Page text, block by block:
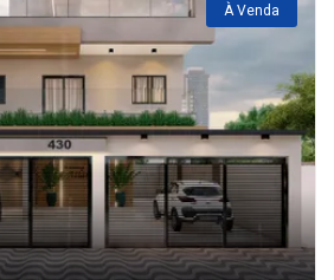
À Venda